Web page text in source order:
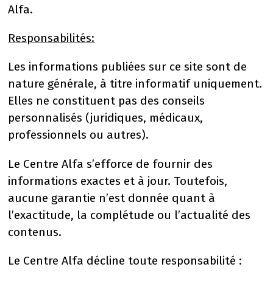
Alfa.
Responsabilités:
Les informations publiées sur ce site sont de
nature générale, à titre informatif uniquement.
Elles ne constituent pas des conseils
personnalisés (juridiques, médicaux,
professionnels ou autres).
Le Centre Alfa s’efforce de fournir des
informations exactes et à jour. Toutefois,
aucune garantie n’est donnée quant à
l’exactitude, la complétude ou l’actualité des
contenus.
Le Centre Alfa décline toute responsabilité :